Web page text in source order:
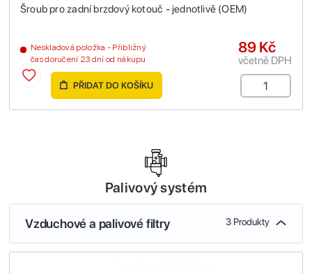
Šroub pro zadní brzdový kotouč - jednotlivě (OEM)
Neskladová položka - Přibližný
čas doručení 23 dní od nákupu
89 Kč
včetně DPH
PŘIDAT DO KOŠÍKU
Palivový systém
Vzduchové a palivové filtry 3 Produkty